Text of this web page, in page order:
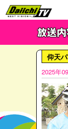
仰天
2025年